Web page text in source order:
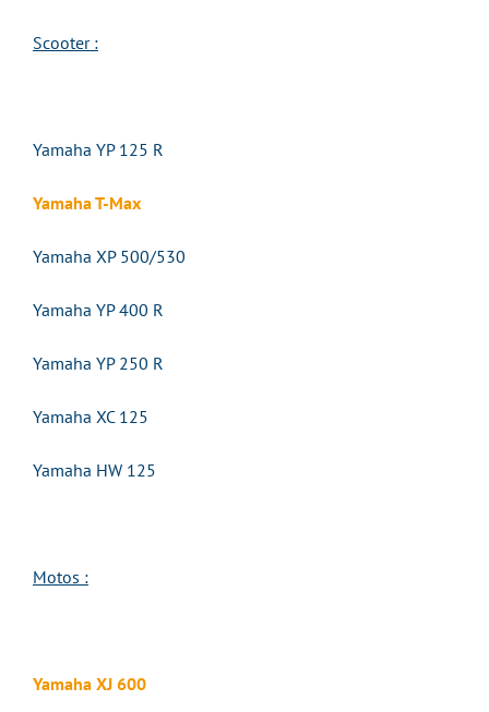
Scooter :
Yamaha YP 125 R
Yamaha T-Max
Yamaha XP 500/530
Yamaha YP 400 R
Yamaha YP 250 R
Yamaha XC 125
Yamaha HW 125
Motos :
Yamaha XJ 600